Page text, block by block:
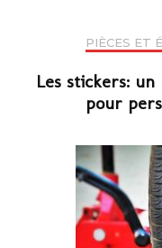
PIÈCES ET
Les stickers:
pour